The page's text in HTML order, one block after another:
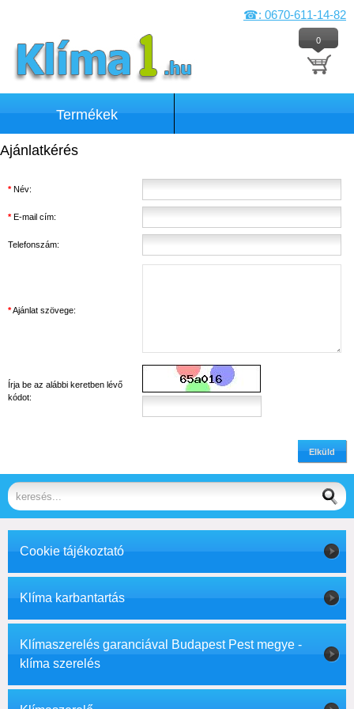
☎: 0670-611-14-82
0
Termékek
Ajánlatkérés
*Név:
*E-mail cím:
Telefonszám:
*Ajánlat szövege:
Írja be az alábbi keretben lévő
kódot:
Elküld
Cookie tájékoztató
Klíma karbantartás
Klímaszerelés garanciával Budapest Pest megye -
klíma szerelés